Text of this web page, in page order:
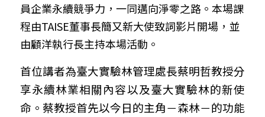
員企業永續競爭力，一同邁向淨零之路。本場課
程由TAISE董事長簡又新大使致詞影片開場，並
由顧洋執行長主持本場活動。
首位講者為臺大實驗林管理處長蔡明哲教授分
享永續林業相關內容以及臺大實驗林的新使
命。蔡教授首先以今日的主角－森林－的功能